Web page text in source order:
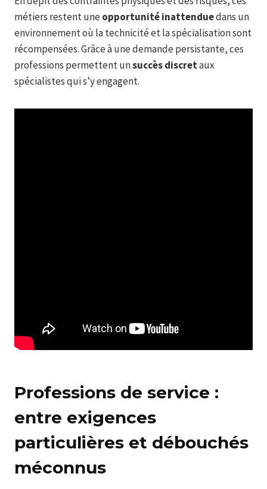
métiers restent uneopportunité inattenduedans un
environnement où la technicité et la spécialisation sont
récompensées. Grâce à une demande persistante, ces
professions permettent unsuccès discretaux
spécialistes qui s’y engagent.
Professions de service :
entre exigences
particulières et débouchés
méconnus